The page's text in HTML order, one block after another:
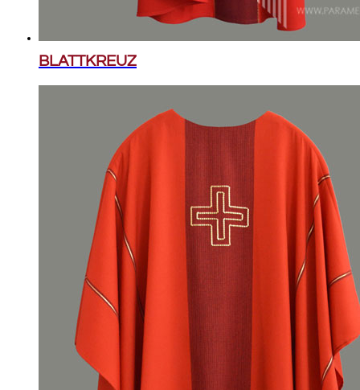
BLATTKREUZ